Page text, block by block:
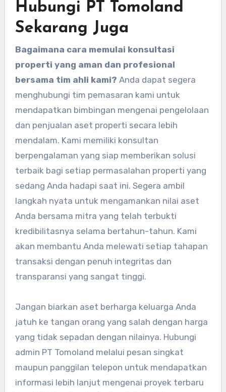
Hubungi PT Tomoland
Sekarang Juga
Bagaimana cara memulai konsultasi
properti yang aman dan profesional
bersama tim ahli kami? Anda dapat segera
menghubungi tim pemasaran kami untuk
mendapatkan bimbingan mengenai pengelolaan
dan penjualan aset properti secara lebih
mendalam. Kami memiliki konsultan
berpengalaman yang siap memberikan solusi
terbaik bagi setiap permasalahan properti yang
sedang Anda hadapi saat ini. Segera ambil
langkah nyata untuk mengamankan nilai aset
Anda bersama mitra yang telah terbukti
kredibilitasnya selama bertahun-tahun. Kami
akan membantu Anda melewati setiap tahapan
transaksi dengan penuh integritas dan
transparansi yang sangat tinggi.
Jangan biarkan aset berharga keluarga Anda
jatuh ke tangan orang yang salah dengan harga
yang tidak sepadan dengan nilainya. Hubungi
admin PT Tomoland melalui pesan singkat
maupun panggilan telepon untuk mendapatkan
informasi lebih lanjut mengenai proyek terbaru